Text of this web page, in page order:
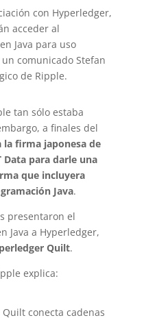
con Hyperledger,
acceder al
Java para uso
comunicado Stefan
de Ripple.
tan sólo estaba
a finales del
la firma japonesa de
Data para darle una
que incluyera
Java.
presentaron el
Java a Hyperledger,
Quilt.
explica:
conecta cadenas